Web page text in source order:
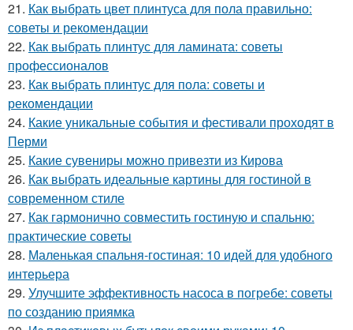
21. Как выбрать цвет плинтуса для пола правильно:
советы и рекомендации
22. Как выбрать плинтус для ламината: советы
профессионалов
23. Как выбрать плинтус для пола: советы и
рекомендации
24. Какие уникальные события и фестивали проходят в
Перми
25. Какие сувениры можно привезти из Кирова
26. Как выбрать идеальные картины для гостиной в
современном стиле
27. Как гармонично совместить гостиную и спальню:
практические советы
28. Маленькая спальня-гостиная: 10 идей для удобного
интерьера
29. Улучшите эффективность насоса в погребе: советы
по созданию приямка